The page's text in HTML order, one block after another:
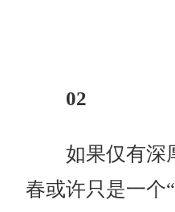
02
如果仅有深
春或许只是一个